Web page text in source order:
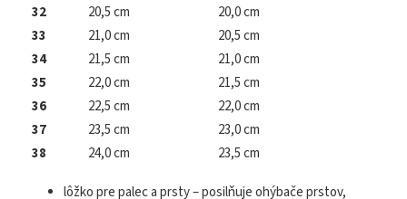
32
20,5 cm
20,0 cm
33
21,0 cm
20,5 cm
34
21,5 cm
21,0 cm
35
22,0 cm
21,5 cm
36
22,5 cm
22,0 cm
37
23,5 cm
23,0 cm
38
24,0 cm 23,5 cm
lôžko pre palec a prsty – posilňuje ohýbače prstov,